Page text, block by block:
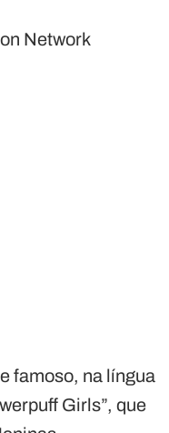
Network
famoso, na língua
Girls”, que